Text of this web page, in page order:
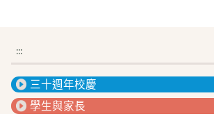
:::
三十週年校慶
學生與家長